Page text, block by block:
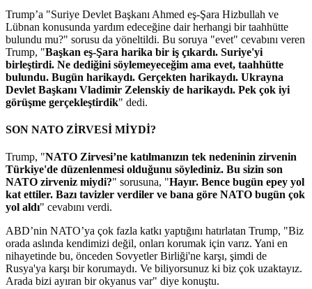
Trump’a "Suriye Devlet Başkanı Ahmed eş-Şara Hizbullah ve
Lübnan konusunda yardım edeceğine dair herhangi bir taahhütte
bulundu mu?" sorusu da yöneltildi. Bu soruya "evet" cevabını veren
Trump, "Başkan eş-Şara harika bir iş çıkardı. Suriye'yi
birleştirdi. Ne dediğini söylemeyeceğim ama evet, taahhütte
bulundu. Bugün harikaydı. Gerçekten harikaydı. Ukrayna
Devlet Başkanı Vladimir Zelenskiy de harikaydı. Pek çok iyi
görüşme gerçekleştirdik" dedi.
SON NATO ZİRVESİ MİYDİ?
Trump, "NATO Zirvesi’ne katılmanızın tek nedeninin zirvenin
Türkiye'de düzenlenmesi olduğunu söylediniz. Bu sizin son
NATO zirveniz miydi?" sorusuna, "Hayır. Bence bugün epey yol
kat ettiler. Bazı tavizler verdiler ve bana göre NATO bugün çok
yol aldı" cevabını verdi.
ABD’nin NATO’ya çok fazla katkı yaptığını hatırlatan Trump, "Biz
orada aslında kendimizi değil, onları korumak için varız. Yani en
nihayetinde bu, önceden Sovyetler Birliği'ne karşı, şimdi de
Rusya'ya karşı bir korumaydı. Ve biliyorsunuz ki biz çok uzaktayız.
Arada bizi ayıran bir okyanus var" diye konuştu.